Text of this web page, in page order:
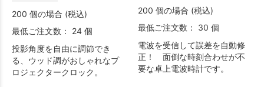
200 個の場合 (税込)
最低ご注文数： 24 個
投影角度を自由に調節でき
る、ウッド調がおしゃれなプ
ロジェクタークロック。
200 個の場合 (税込)
最低ご注文数： 30 個
電波を受信して誤差を自動修
正！ 面倒な時刻合わせが不
要な卓上電波時計です。